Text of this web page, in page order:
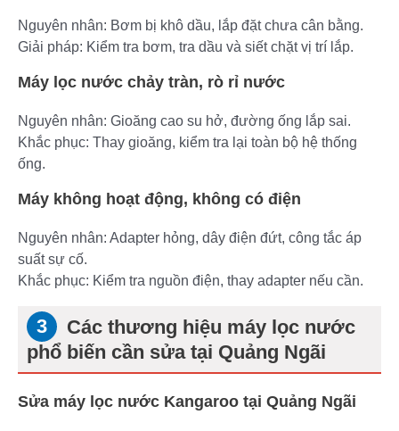
Nguyên nhân: Bơm bị khô dầu, lắp đặt chưa cân bằng.
Giải pháp: Kiểm tra bơm, tra dầu và siết chặt vị trí lắp.
Máy lọc nước chảy tràn, rò rỉ nước
Nguyên nhân: Gioăng cao su hở, đường ống lắp sai.
Khắc phục: Thay gioăng, kiểm tra lại toàn bộ hệ thống
ống.
Máy không hoạt động, không có điện
Nguyên nhân: Adapter hỏng, dây điện đứt, công tắc áp
suất sự cố.
Khắc phục: Kiểm tra nguồn điện, thay adapter nếu cần.
Các thương hiệu máy lọc nước
phổ biến cần sửa tại Quảng Ngãi
Sửa máy lọc nước Kangaroo tại Quảng Ngãi